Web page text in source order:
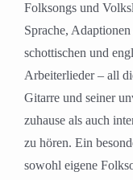
Folksongs und
Sprache,
schottischen und
Arbeiterlieder – all
Gitarre und seiner
zuhause als auch
zu hören. Ein
sowohl eigene